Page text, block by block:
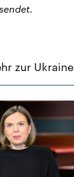
zur Ukraine